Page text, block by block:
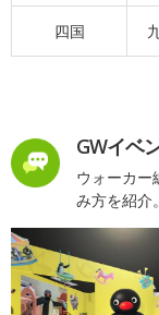
四国
GWイベ
ウォーカー
み方を紹介